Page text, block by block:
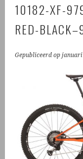
10182-XF-
RED-
Gepubliceerd opjanuari